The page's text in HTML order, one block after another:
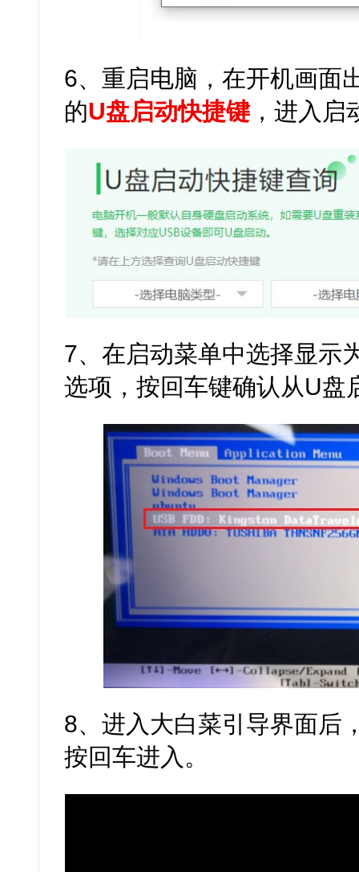
6、重启电脑，在开机画面
的U盘启动快捷键，进入启
7、在启动菜单中选择显示
选项，按回车键确认从U盘
8、进入大白菜引导界面后
按回车进入。